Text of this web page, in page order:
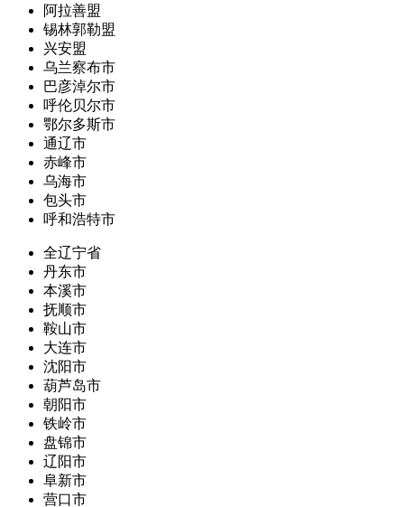
阿拉善盟
锡林郭勒盟
兴安盟
乌兰察布市
巴彦淖尔市
呼伦贝尔市
鄂尔多斯市
通辽市
赤峰市
乌海市
包头市
呼和浩特市
全辽宁省
丹东市
本溪市
抚顺市
鞍山市
大连市
沈阳市
葫芦岛市
朝阳市
铁岭市
盘锦市
辽阳市
阜新市
营口市